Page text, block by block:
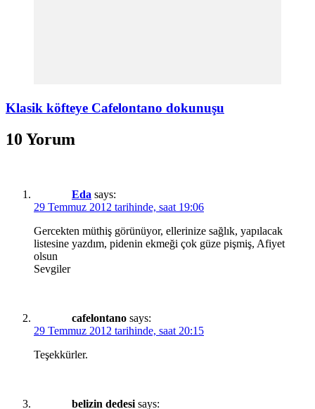
Klasik köfteye Cafelontano dokunuşu
10 Yorum
Eda says:
29 Temmuz 2012 tarihinde, saat 19:06
Gercekten müthiş görünüyor, ellerinize sağlık, yapılacak
listesine yazdım, pidenin ekmeği çok güze pişmiş, Afiyet
olsun
Sevgiler
cafelontano says:
29 Temmuz 2012 tarihinde, saat 20:15
Teşekkürler.
belizin dedesi says: